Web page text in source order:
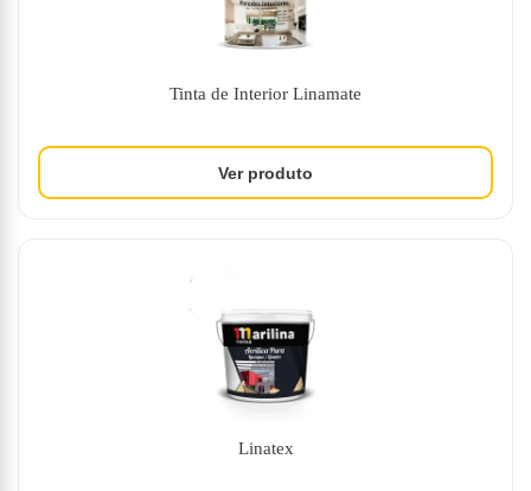
Tinta de Interior Linamate
Linatex